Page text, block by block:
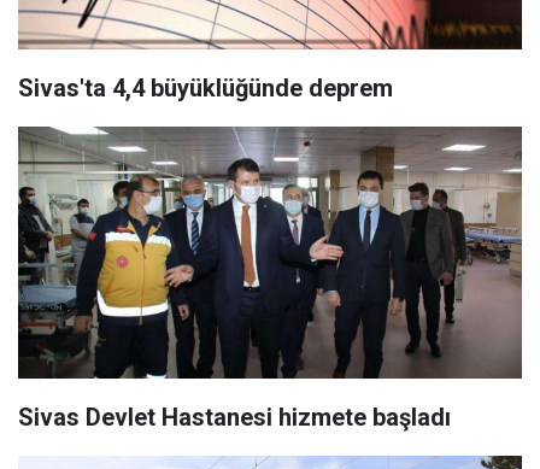
Sivas'ta 4,4 büyüklüğünde deprem
Sivas Devlet Hastanesi hizmete başladı